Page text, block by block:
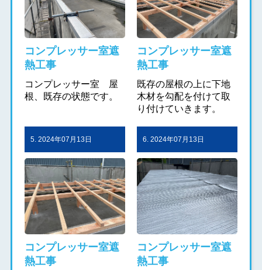
コンプレッサー室遮
熱工事
コンプレッサー室 屋
根、既存の状態です。
コンプレッサー室遮
熱工事
既存の屋根の上に下地
木材を勾配を付けて取
り付けていきます。
5. 2024年07月13日
コンプレッサー室遮
熱工事
6. 2024年07月13日
コンプレッサー室遮
熱工事